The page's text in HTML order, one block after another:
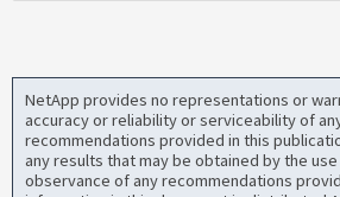
NetApp provides no representations or
accuracy or reliability or serviceability of
recommendations provided in this
any results that may be obtained by the
observance of any recommendations